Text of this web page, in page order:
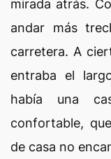
mirada atrás.
andar más
carretera. A
entraba el
había una
confortable,
de casa no